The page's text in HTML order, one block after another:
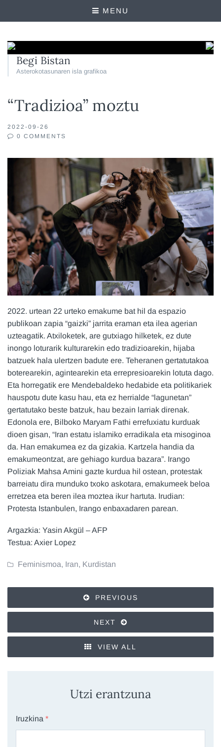
MENU
Begi Bistan
Asterokotasunaren isla grafikoa
“Tradizioa” moztu
2022-09-26
0 COMMENTS
2022. urtean 22 urteko emakume bat hil da espazio
publikoan zapia “gaizki” jarrita eraman eta ilea agerian
uzteagatik. Atxiloketek, are gutxiago hilketek, ez dute
inongo loturarik kulturarekin edo tradizioarekin, hijaba
batzuek hala ulertzen badute ere. Teheranen gertatutakoa
boterearekin, agintearekin eta errepresioarekin lotuta dago.
Eta horregatik ere Mendebaldeko hedabide eta politikariek
hauspotu dute kasu hau, eta ez herrialde “lagunetan”
gertatutako beste batzuk, hau bezain larriak direnak.
Edonola ere, Bilboko Maryam Fathi errefuxiatu kurduak
dioen gisan, “Iran estatu islamiko erradikala eta misoginoa
da. Han emakumea ez da gizakia. Kartzela handia da
emakumeontzat, are gehiago kurdua bazara”. Irango
Poliziak Mahsa Amini gazte kurdua hil ostean, protestak
barreiatu dira munduko txoko askotara, emakumeek beloa
erretzea eta beren ilea moztea ikur hartuta. Irudian:
Protesta Istanbulen, Irango enbaxadaren parean.
Argazkia: Yasin Akgül – AFP
Testua: Axier Lopez
Feminismoa, Iran, Kurdistan
PREVIOUS
NEXT
VIEW ALL
Utzi erantzuna
Iruzkina *